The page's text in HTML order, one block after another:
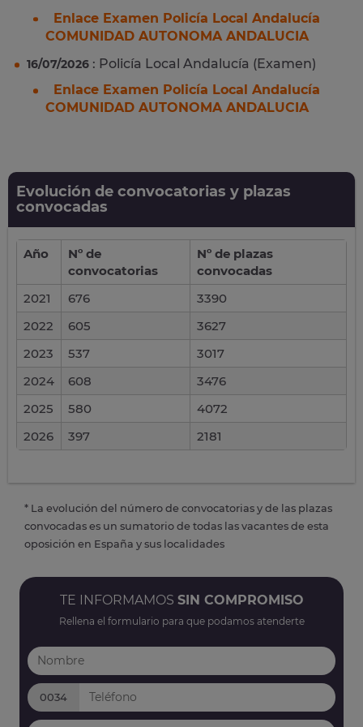
Enlace Examen Policía Local Andalucía
COMUNIDAD AUTONOMA ANDALUCIA
16/07/2026 : Policía Local Andalucía (Examen)
Enlace Examen Policía Local Andalucía
COMUNIDAD AUTONOMA ANDALUCIA
Evolución de convocatorias y plazas
convocadas
Año
Nº de
convocatorias
Nº de plazas
convocadas
2021
676
3390
2022
605
3627
2023
537
3017
2024
608
3476
2025
580
4072
2026
397 2181
* La evolución del número de convocatorias y de las plazas
convocadas es un sumatorio de todas las vacantes de esta
oposición en España y sus localidades
TE INFORMAMOS SIN COMPROMISO
Rellena el formulario para que podamos atenderte
0034